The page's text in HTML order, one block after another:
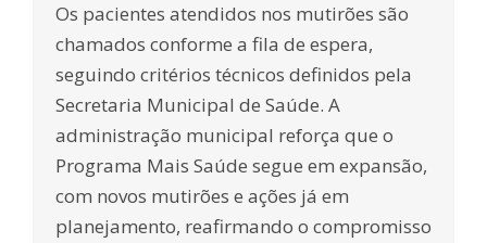
Os pacientes atendidos nos mutirões são
chamados conforme a fila de espera,
seguindo critérios técnicos definidos pela
Secretaria Municipal de Saúde. A
administração municipal reforça que o
Programa Mais Saúde segue em expansão,
com novos mutirões e ações já em
planejamento, reafirmando o compromisso